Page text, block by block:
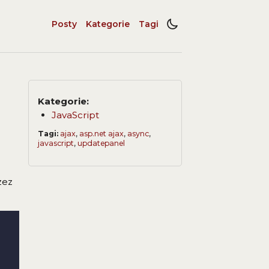
Posty Kategorie Tagi
Kategorie:
JavaScript
Tagi: ajax, asp.net ajax, async,
javascript, updatepanel